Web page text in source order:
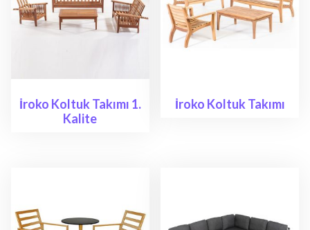
İroko Koltuk Takımı 1.
Kalite
İroko Koltuk Takımı